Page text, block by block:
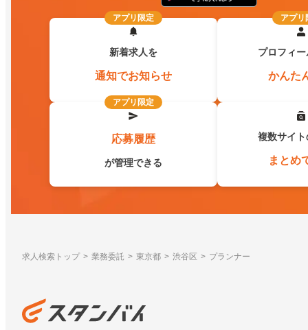
アプリ限定
新着求人を
通知でお知らせ
アプリ
プロフィ
かんた
アプリ限定
応募履歴
が管理できる
複数サイ
まとめ
求人検索トップ 業務委託 東京都 渋谷区 プランナー